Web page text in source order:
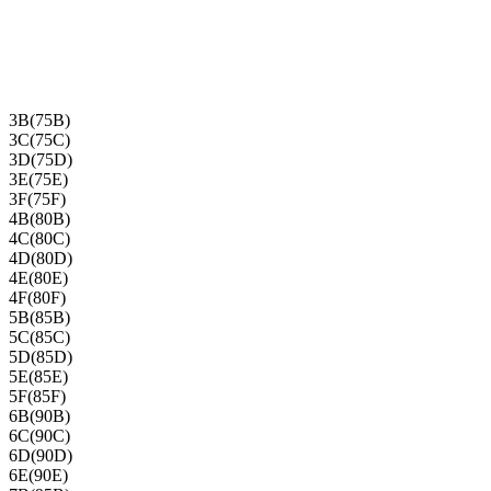
3B(75B)
3C(75C)
3D(75D)
3E(75E)
3F(75F)
4B(80B)
4C(80C)
4D(80D)
4E(80E)
4F(80F)
5B(85B)
5C(85C)
5D(85D)
5E(85E)
5F(85F)
6B(90B)
6C(90C)
6D(90D)
6E(90E)